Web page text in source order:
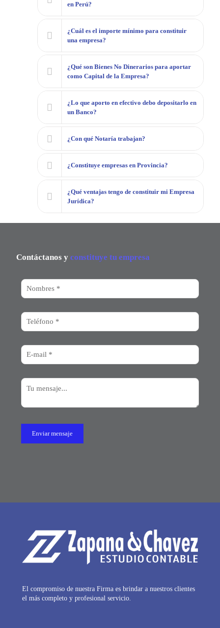
en Perú?
¿Cuál es el importe mínimo para constituir
una empresa?
¿Qué son Bienes No Dinerarios para aportar
como Capital de la Empresa?
¿Lo que aporto en efectivo debo depositarlo en
un Banco?
¿Con qué Notaría trabajan?
¿Constituye empresas en Provincia?
¿Qué ventajas tengo de constituir mi Empresa
Jurídica?
Contáctanos y constituye tu empresa
El compromiso de nuestra Firma es brindar a nuestros clientes
el más completo y profesional servicio.